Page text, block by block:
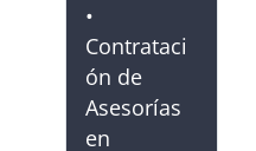
•
Contrataci
ón de
Asesorías
en